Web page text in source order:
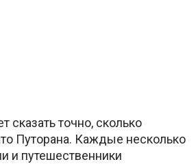
сказать точно, сколько
Путорана. Каждые несколько
и путешественники